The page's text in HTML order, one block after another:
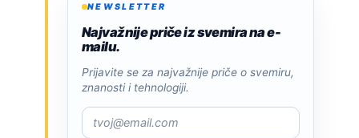
NEWSLETTER
Najvažnije priče iz svemira na e-
mailu.
Prijavite se za najvažnije priče o svemiru,
znanosti i tehnologiji.